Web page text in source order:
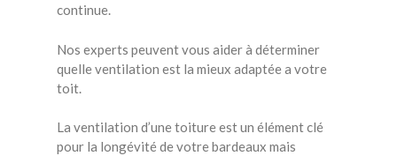
continue.
Nos experts peuvent vous aider à déterminer
quelle ventilation est la mieux adaptée a votre
toit.
La ventilation d’une toiture est un élément clé
pour la longévité de votre bardeaux mais